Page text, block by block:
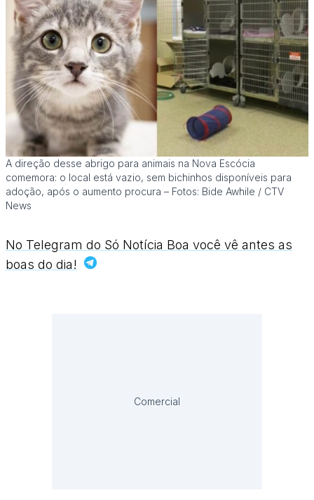
A direção desse abrigo para animais na Nova Escócia
comemora: o local está vazio, sem bichinhos disponíveis para
adoção, após o aumento procura – Fotos: Bide Awhile / CTV
News
No Telegram do Só Notícia Boa você vê antes as
boas do dia!
Comercial